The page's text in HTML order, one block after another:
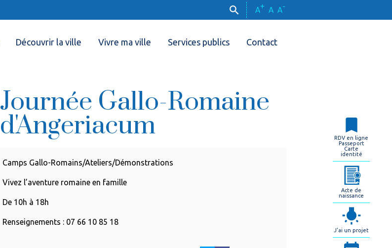
A+ A A-
Découvrir la ville Vivre ma ville Services publics Contact
Journée Gallo-Romaine
d'Angeriacum
Camps Gallo-Romains/Ateliers/Démonstrations
Vivez l’aventure romaine en famille
De 10h à 18h
Renseignements : 07 66 10 85 18
RDV en ligne
Passeport
Carte
identité
Acte de
naissance
J'ai un projet